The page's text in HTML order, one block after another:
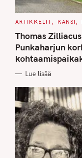
C
T
E
G
O
R
I
S
ARTIKKELIT KANSI
Thomas
Punkaharjun
Lue lisää